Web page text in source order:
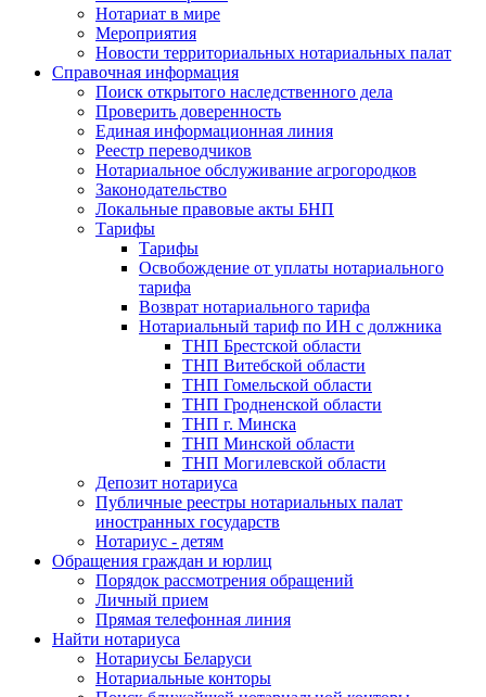
Нотариат в мире
Мероприятия
Новости территориальных нотариальных палат
Справочная информация
Поиск открытого наследственного дела
Проверить доверенность
Единая информационная линия
Реестр переводчиков
Нотариальное обслуживание агрогородков
Законодательство
Локальные правовые акты БНП
Тарифы
Тарифы
Освобождение от уплаты нотариального
тарифа
Возврат нотариального тарифа
Нотариальный тариф по ИН с должника
ТНП Брестской области
ТНП Витебской области
ТНП Гомельской области
ТНП Гродненской области
ТНП г. Минска
ТНП Минской области
ТНП Могилевской области
Депозит нотариуса
Публичные реестры нотариальных палат
иностранных государств
Нотариус - детям
Обращения граждан и юрлиц
Порядок рассмотрения обращений
Личный прием
Прямая телефонная линия
Найти нотариуса
Нотариусы Беларуси
Нотариальные конторы